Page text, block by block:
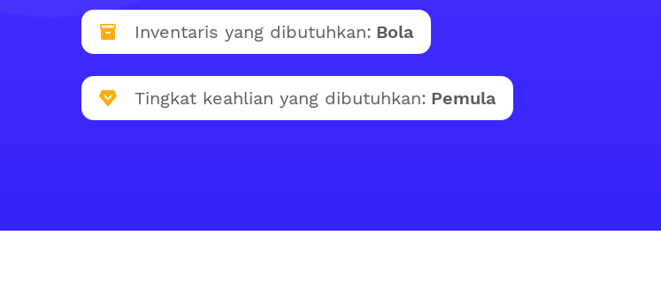
Inventaris yang dibutuhkan: Bola
Tingkat keahlian yang dibutuhkan: Pemula